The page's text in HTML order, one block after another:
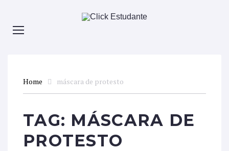
Home máscara de protesto
TAG: MÁSCARA DE
PROTESTO